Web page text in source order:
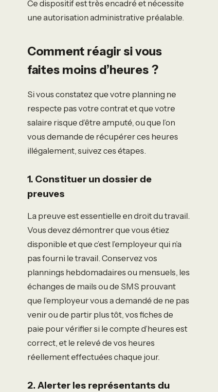
Ce dispositif est très encadré et nécessite
une autorisation administrative préalable.
Comment réagir si vous
faites moins d’heures ?
Si vous constatez que votre planning ne
respecte pas votre contrat et que votre
salaire risque d’être amputé, ou que l’on
vous demande de récupérer ces heures
illégalement, suivez ces étapes.
1. Constituer un dossier de
preuves
La preuve est essentielle en droit du travail.
Vous devez démontrer que vous étiez
disponible et que c’est l’employeur qui n’a
pas fourni le travail. Conservez vos
plannings hebdomadaires ou mensuels, les
échanges de mails ou de SMS prouvant
que l’employeur vous a demandé de ne pas
venir ou de partir plus tôt, vos fiches de
paie pour vérifier si le compte d’heures est
correct, et le relevé de vos heures
réellement effectuées chaque jour.
2. Alerter les représentants du